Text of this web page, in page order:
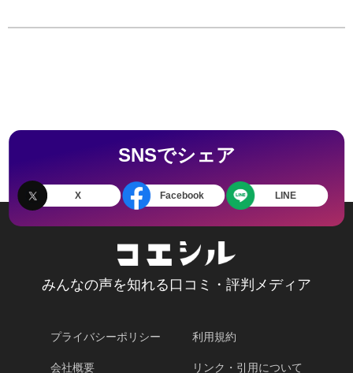
SNSでシェア
X Facebook LINE
みんなの声を知れる口コミ・評判メディア
プライバシーポリシー 利用規約
会社概要 リンク・引用について